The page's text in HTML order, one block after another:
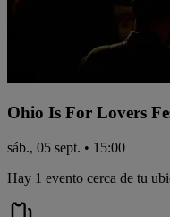
Ohio Is For Lovers
sáb., 05 sept. • 15:00
Hay 1 evento cerca de tu